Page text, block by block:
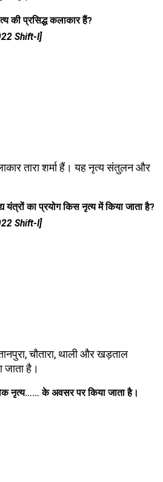
की प्रसिद्ध कलाकार हैं?
Shift-I]
तारा शर्मा हैं। यह नृत्य संतुलन और
यंत्रों का प्रयोग किस नृत्य में किया जाता है?
Shift-I]
चौतारा, थाली और खड़ताल
जाता है।
नृत्य…… के अवसर पर किया जाता है।